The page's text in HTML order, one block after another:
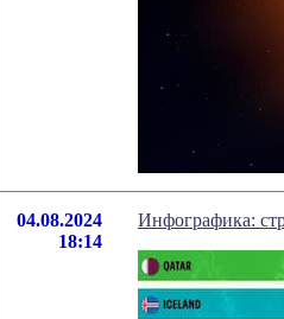
04.08.2024
18:14
Инфографика: